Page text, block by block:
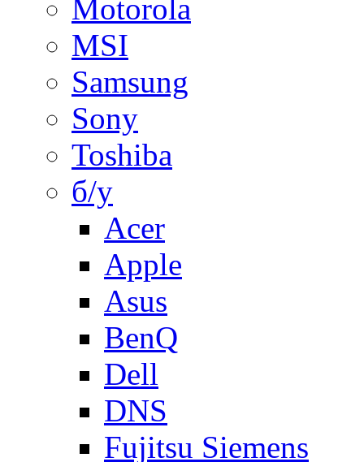
Motorola
MSI
Samsung
Sony
Toshiba
б/у
Acer
Apple
Asus
BenQ
Dell
DNS
Fujitsu Siemens